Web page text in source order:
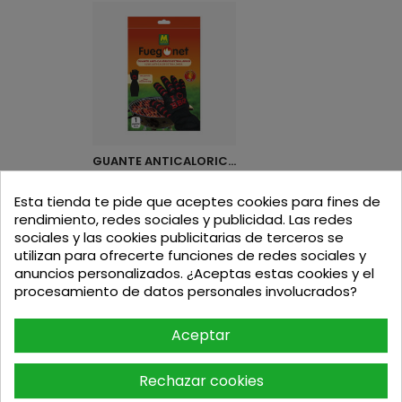
GUANTE ANTICALORICO 250 º
Precio
13,95€
¿Necesitas ver
más?
Puedes consultar las mejores marcas
Esta tienda te pide que aceptes cookies para fines de
rendimiento, redes sociales y publicidad. Las redes
sociales y las cookies publicitarias de terceros se
utilizan para ofrecerte funciones de redes sociales y
anuncios personalizados. ¿Aceptas estas cookies y el
procesamiento de datos personales involucrados?
Aceptar
Rechazar cookies